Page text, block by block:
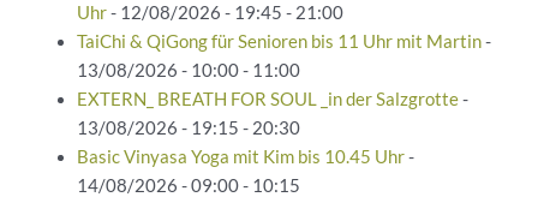
Uhr- 12/08/2026 - 19:45 - 21:00
TaiChi & QiGong für Senioren bis 11 Uhr mit Martin-
13/08/2026 - 10:00 - 11:00
EXTERN_ BREATH FOR SOUL _in der Salzgrotte-
13/08/2026 - 19:15 - 20:30
Basic Vinyasa Yoga mit Kim bis 10.45 Uhr-
14/08/2026 - 09:00 - 10:15